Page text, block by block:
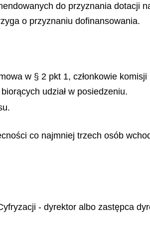
do przyznania dotacji
o przyznaniu dofinansowania.
w § 2 pkt 1, członkowie
udział w posiedzeniu.
co najmniej trzech osób
- dyrektor albo zastępca